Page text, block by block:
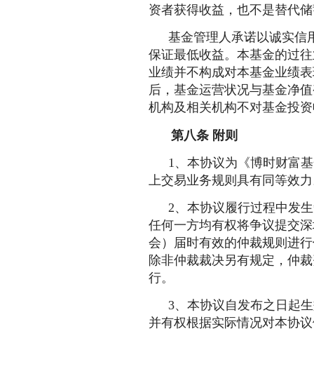
资者获得收益，也不是替代
基金管理人承诺以诚实信
保证最低收益。本基金的过
业绩并不构成对本基金业绩
后，基金运营状况与基金净
机构及相关机构不对基金投
第八条 附则
1、本协议为《博时财富
上交易业务规则具有同等效
2、本协议履行过程中发
任何一方均有权将争议提交
会）届时有效的仲裁规则进
除非仲裁裁决另有规定，仲
行。
3、本协议自发布之日起
并有权根据实际情况对本协